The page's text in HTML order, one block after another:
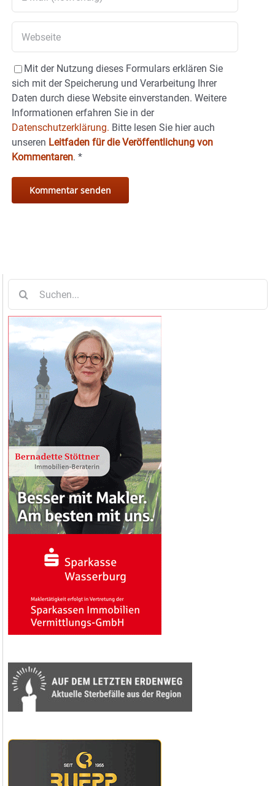
Mit der Nutzung dieses Formulars erklären Sie
sich mit der Speicherung und Verarbeitung Ihrer
Daten durch diese Website einverstanden. Weitere
Informationen erfahren Sie in der
Datenschutzerklärung. Bitte lesen Sie hier auch
unseren Leitfaden für die Veröffentlichung von
Kommentaren. *
nach: